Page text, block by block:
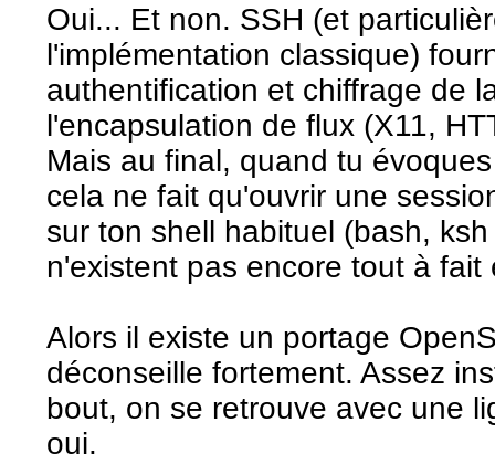
Oui... Et non. SSH (et
l'implémentation classique)
authentification et chiffrage de
l'encapsulation de flux (X11,
Mais au final, quand tu
cela ne fait qu'ouvrir une
sur ton shell habituel (bash,
n'existent pas encore tout à
Alors il existe un portage
déconseille fortement. Assez
bout, on se retrouve avec une
oui.